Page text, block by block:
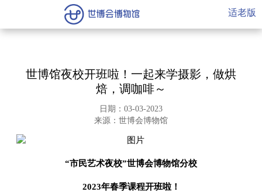
适老版
世博馆夜校开班啦！一起来学摄影，做烘
焙，调咖啡～
日期：03-03-2023
来源：世博会博物馆
“市民艺术夜校”世博会博物馆分校
2023年春季课程开班啦！